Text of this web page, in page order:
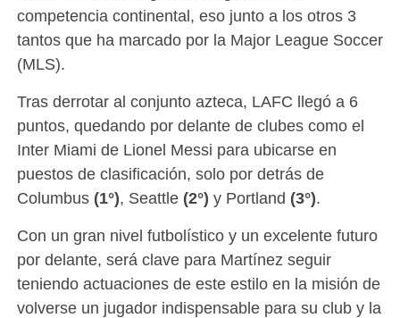
competencia continental, eso junto a los otros 3
tantos que ha marcado por la Major League Soccer
(MLS).
Tras derrotar al conjunto azteca, LAFC llegó a 6
puntos, quedando por delante de clubes como el
Inter Miami de Lionel Messi para ubicarse en
puestos de clasificación, solo por detrás de
Columbus (1°), Seattle (2°) y Portland (3°).
Con un gran nivel futbolístico y un excelente futuro
por delante, será clave para Martínez seguir
teniendo actuaciones de este estilo en la misión de
volverse un jugador indispensable para su club y la